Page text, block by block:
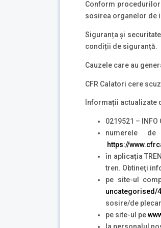
Conform procedurilor
sosirea organelor de
Siguranța și
condiții de siguranță.
Cauzele care au
CFR Calatori cere
Informații actualizate
0219521 – INFO
numerele
https://
în aplicația
tren. Obtineţi
pe site-ul
uncategorised/
sosire/de
pe site-ul pe